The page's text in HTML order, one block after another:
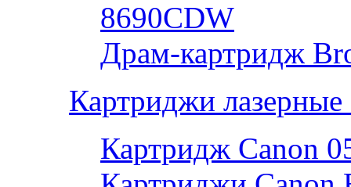
8690CDW
Драм-картридж
Картриджи лазерные
Картридж Canon